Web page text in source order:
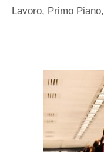
Lavoro, Primo Piano,